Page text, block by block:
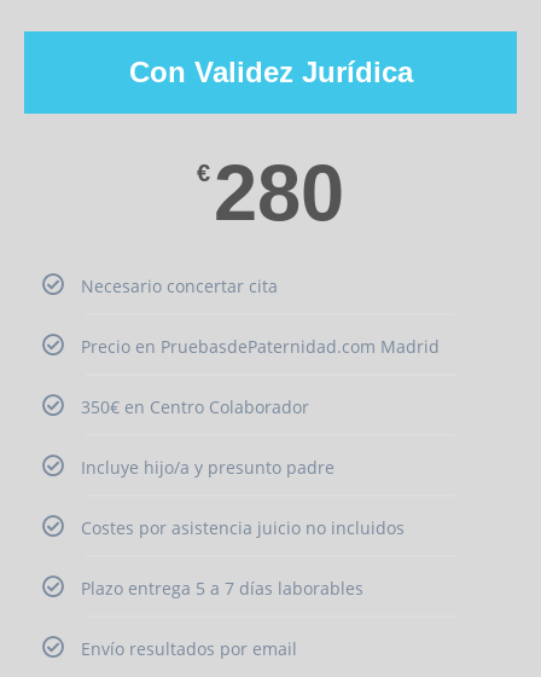
Con Validez Jurídica
€ 280
Necesario concertar cita
Precio en PruebasdePaternidad.com Madrid
350€ en Centro Colaborador
Incluye hijo/a y presunto padre
Costes por asistencia juicio no incluidos
Plazo entrega 5 a 7 días laborables
Envío resultados por email